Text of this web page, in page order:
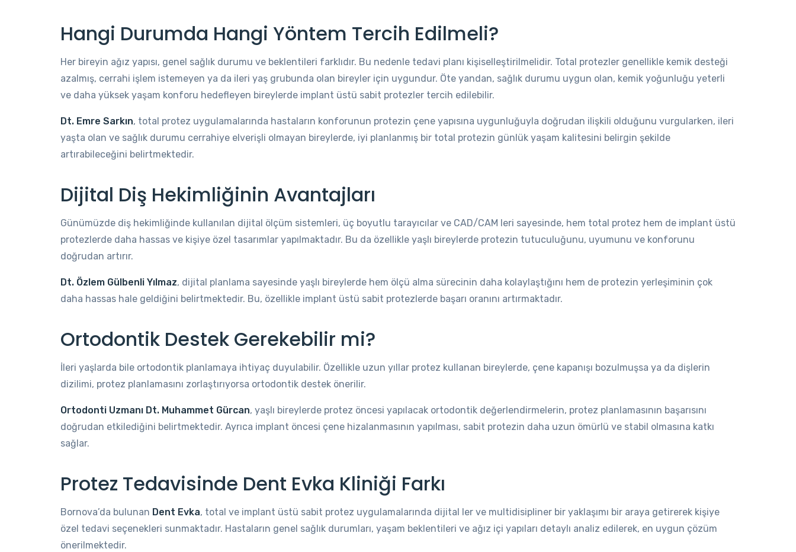
Hangi Durumda Hangi Yöntem Tercih Edilmeli?
Her bireyin ağız yapısı, genel sağlık durumu ve beklentileri farklıdır. Bu nedenle tedavi planı kişiselleştirilmelidir. Total protezler genellikle kemik desteği
azalmış, cerrahi işlem istemeyen ya da ileri yaş grubunda olan bireyler için uygundur. Öte yandan, sağlık durumu uygun olan, kemik yoğunluğu yeterli
ve daha yüksek yaşam konforu hedefleyen bireylerde implant üstü sabit protezler tercih edilebilir.
Dt. Emre Sarkın, total protez uygulamalarında hastaların konforunun protezin çene yapısına uygunluğuyla doğrudan ilişkili olduğunu vurgularken, ileri
yaşta olan ve sağlık durumu cerrahiye elverişli olmayan bireylerde, iyi planlanmış bir total protezin günlük yaşam kalitesini belirgin şekilde
artırabileceğini belirtmektedir.
Dijital Diş Hekimliğinin Avantajları
Günümüzde diş hekimliğinde kullanılan dijital ölçüm sistemleri, üç boyutlu tarayıcılar ve CAD/CAM leri sayesinde, hem total protez hem de implant üstü
protezlerde daha hassas ve kişiye özel tasarımlar yapılmaktadır. Bu da özellikle yaşlı bireylerde protezin tutuculuğunu, uyumunu ve konforunu
doğrudan artırır.
Dt. Özlem Gülbenli Yılmaz, dijital planlama sayesinde yaşlı bireylerde hem ölçü alma sürecinin daha kolaylaştığını hem de protezin yerleşiminin çok
daha hassas hale geldiğini belirtmektedir. Bu, özellikle implant üstü sabit protezlerde başarı oranını artırmaktadır.
Ortodontik Destek Gerekebilir mi?
İleri yaşlarda bile ortodontik planlamaya ihtiyaç duyulabilir. Özellikle uzun yıllar protez kullanan bireylerde, çene kapanışı bozulmuşsa ya da dişlerin
dizilimi, protez planlamasını zorlaştırıyorsa ortodontik destek önerilir.
Ortodonti Uzmanı Dt. Muhammet Gürcan, yaşlı bireylerde protez öncesi yapılacak ortodontik değerlendirmelerin, protez planlamasının başarısını
doğrudan etkilediğini belirtmektedir. Ayrıca implant öncesi çene hizalanmasının yapılması, sabit protezin daha uzun ömürlü ve stabil olmasına katkı
sağlar.
Protez Tedavisinde Dent Evka Kliniği Farkı
Bornova’da bulunan Dent Evka, total ve implant üstü sabit protez uygulamalarında dijital ler ve multidisipliner bir yaklaşımı bir araya getirerek kişiye
özel tedavi seçenekleri sunmaktadır. Hastaların genel sağlık durumları, yaşam beklentileri ve ağız içi yapıları detaylı analiz edilerek, en uygun çözüm
önerilmektedir.